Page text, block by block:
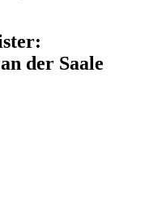
der Saale